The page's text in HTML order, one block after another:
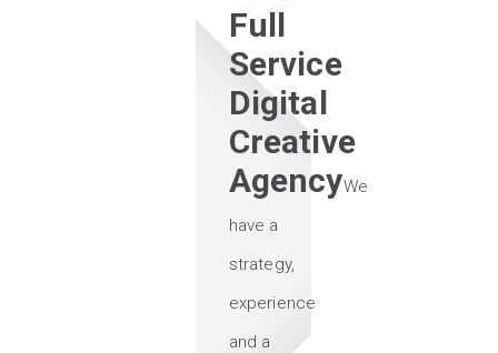
Full
Service
Digital
Creative
AgencyWe
have a
strategy,
experience
and a